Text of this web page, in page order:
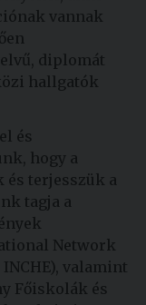
vannak
diplomát
hallgatók
és
hogy a
terjesszük a
tagja a
Network
valamint
Főiskolák és